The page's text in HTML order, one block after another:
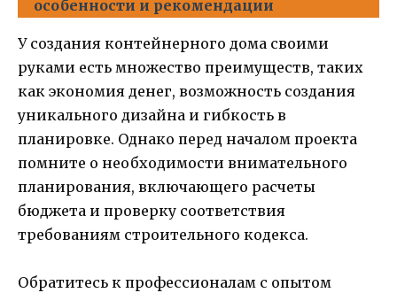
особенности и рекомендации
У создания контейнерного дома своими
руками есть множество преимуществ, таких
как экономия денег, возможность создания
уникального дизайна и гибкость в
планировке. Однако перед началом проекта
помните о необходимости внимательного
планирования, включающего расчеты
бюджета и проверку соответствия
требованиям строительного кодекса.
Обратитесь к профессионалам с опытом